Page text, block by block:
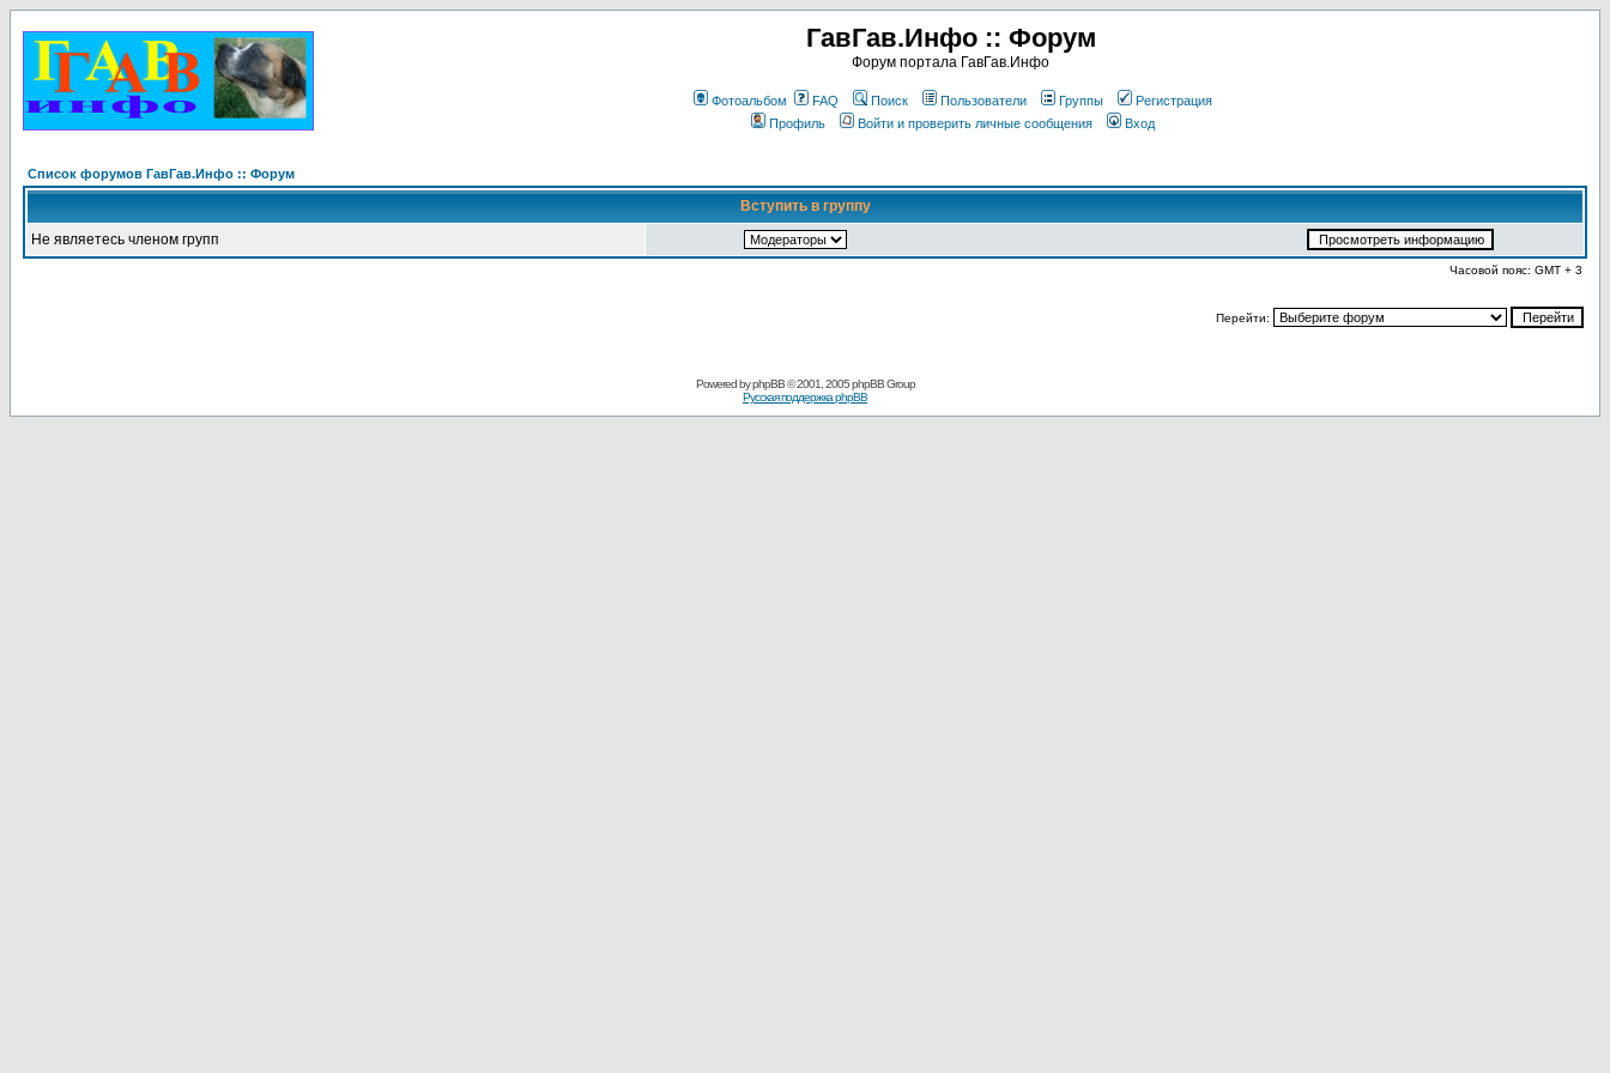
ГавГав.Инфо :: Форум
Форум портала ГавГав.Инфо
Фотоальбом FAQ Поиск Пользователи Группы
Регистрация
Профиль
Войти и проверить личные сообщения Вход
Список форумов ГавГав.Инфо :: Форум
Вступить в группу
Не являетесь членом групп
Часовой пояс: GMT + 3
Перейти:
Powered byphpBB© 2001, 2005 phpBB Group
Русская поддержка phpBB